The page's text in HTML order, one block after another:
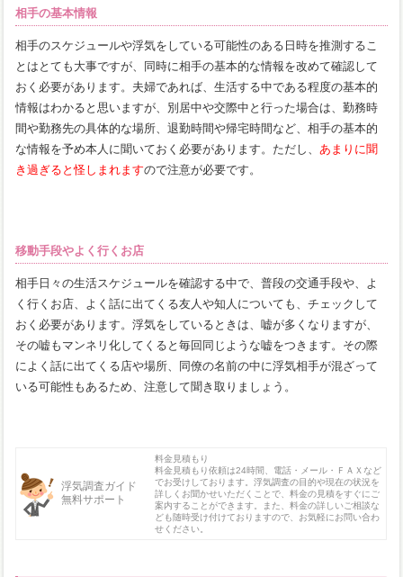
相手の基本情報
相手のスケジュールや浮気をしている可能性のある日時を推測するこ
とはとても大事ですが、同時に相手の基本的な情報を改めて確認して
おく必要があります。夫婦であれば、生活する中である程度の基本的
情報はわかると思いますが、別居中や交際中と行った場合は、勤務時
間や勤務先の具体的な場所、退勤時間や帰宅時間など、相手の基本的
な情報を予め本人に聞いておく必要があります。ただし、あまりに聞
き過ぎると怪しまれますので注意が必要です。
移動手段やよく行くお店
相手日々の生活スケジュールを確認する中で、普段の交通手段や、よ
く行くお店、よく話に出てくる友人や知人についても、チェックして
おく必要があります。浮気をしているときは、嘘が多くなりますが、
その嘘もマンネリ化してくると毎回同じような嘘をつきます。その際
によく話に出てくる店や場所、同僚の名前の中に浮気相手が混ざって
いる可能性もあるため、注意して聞き取りましょう。
浮気調査ガイド
無料サポート
料金見積もり
料金見積もり依頼は24時間、電話・メール・ＦＡＸなど
でお受けしております。浮気調査の目的や現在の状況を
詳しくお聞かせいただくことで、料金の見積をすぐにご
案内することができます。また、料金の詳しいご相談な
ども随時受け付けておりますので、お気軽にお問い合わ
せください。